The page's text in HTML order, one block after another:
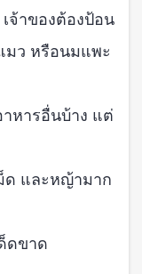
จ้าของต้องป้อน
มว หรือนมแพะ
หารอื่นบ้าง แต่
ด และหญ้ามาก
ดขาด